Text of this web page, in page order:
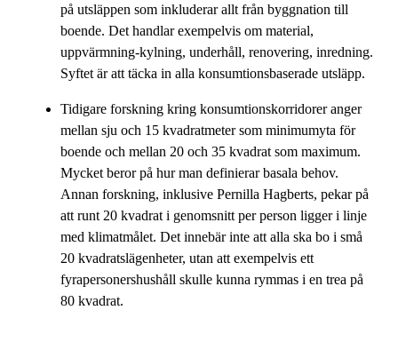
på utsläppen som inkluderar allt från byggnation till
boende. Det handlar exempelvis om material,
uppvärmning-kylning, underhåll, renovering, inredning.
Syftet är att täcka in alla konsumtionsbaserade utsläpp.
Tidigare forskning kring konsumtionskorridorer anger
mellan sju och 15 kvadratmeter som minimumyta för
boende och mellan 20 och 35 kvadrat som maximum.
Mycket beror på hur man definierar basala behov.
Annan forskning, inklusive Pernilla Hagberts, pekar på
att runt 20 kvadrat i genomsnitt per person ligger i linje
med klimatmålet. Det innebär inte att alla ska bo i små
20 kvadratslägenheter, utan att exempelvis ett
fyrapersonershushåll skulle kunna rymmas i en trea på
80 kvadrat.